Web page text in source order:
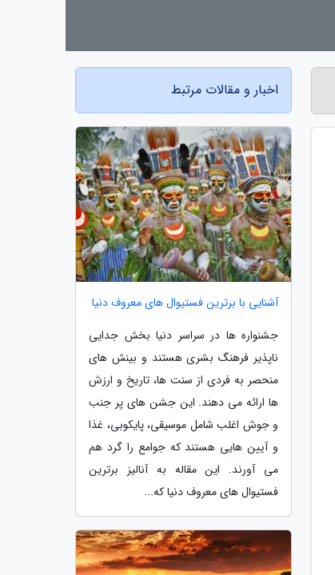
اخبار و مقالات مرتبط
آشنایی با برترین فستیوال های معروف دنیا
جشنواره ها در سراسر دنیا بخش جدایی
ناپذیر فرهنگ بشری هستند و بینش های
منحصر به فردی از سنت ها، تاریخ و ارزش
ها ارائه می دهند. این جشن های پر جنب
و جوش اغلب شامل موسیقی، پایکوبی، غذا
و آیین هایی هستند که جوامع را گرد هم
می آورند. این مقاله به آنالیز برترین
فستیوال های معروف دنیا که...